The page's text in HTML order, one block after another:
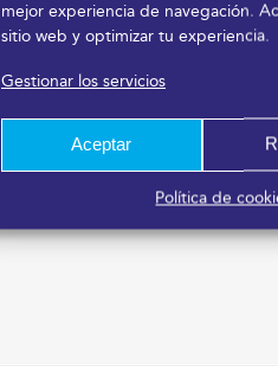
mejor experiencia de navegación.
sitio web y optimizar tu experiencia.
Gestionar los servicios
Aceptar
Política de